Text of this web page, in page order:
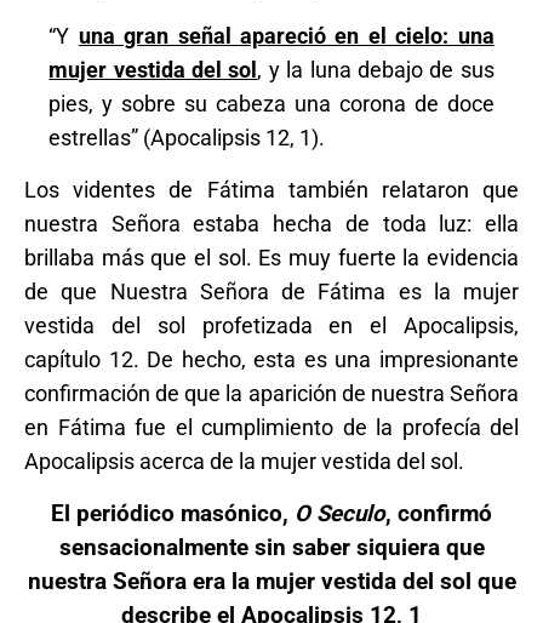
“Y una gran señal apareció en el cielo: una
mujer vestida del sol, y la luna debajo de sus
pies, y sobre su cabeza una corona de doce
estrellas” (Apocalipsis 12, 1).
Los videntes de Fátima también relataron que
nuestra Señora estaba hecha de toda luz: ella
brillaba más que el sol. Es muy fuerte la evidencia
de que Nuestra Señora de Fátima es la mujer
vestida del sol profetizada en el Apocalipsis,
capítulo 12. De hecho, esta es una impresionante
confirmación de que la aparición de nuestra Señora
en Fátima fue el cumplimiento de la profecía del
Apocalipsis acerca de la mujer vestida del sol.
El periódico masónico, O Seculo, confirmó
sensacionalmente sin saber siquiera que
nuestra Señora era la mujer vestida del sol que
describe el Apocalipsis 12, 1